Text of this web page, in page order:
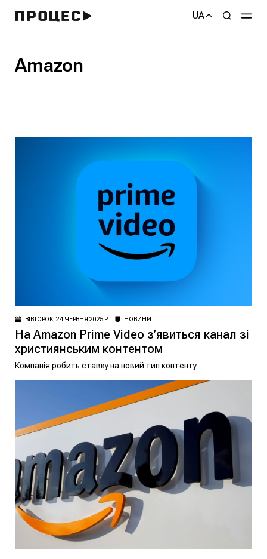
UA
Amazon
ВІВТОРОК, 24 ЧЕРВНЯ 2025 Р. НОВИНИ
На Amazon Prime Video з’явиться канал зі
християнським контентом
Компанія робить ставку на новий тип контенту